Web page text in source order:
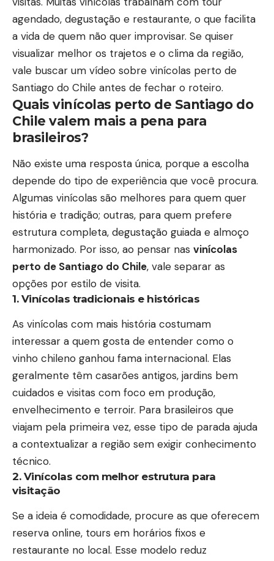
agendado, degustação e restaurante, o que facilita
a vida de quem não quer improvisar. Se quiser
visualizar melhor os trajetos e o clima da região,
vale buscar um vídeo sobre vinícolas perto de
Santiago do Chile antes de fechar o roteiro.
Quais vinícolas perto de Santiago do
Chile valem mais a pena para
brasileiros?
Não existe uma resposta única, porque a escolha
depende do tipo de experiência que você procura.
Algumas vinícolas são melhores para quem quer
história e tradição; outras, para quem prefere
estrutura completa, degustação guiada e almoço
harmonizado. Por isso, ao pensar nas vinícolas
perto de Santiago do Chile, vale separar as
opções por estilo de visita.
1. Vinícolas tradicionais e históricas
As vinícolas com mais história costumam
interessar a quem gosta de entender como o
vinho chileno ganhou fama internacional. Elas
geralmente têm casarões antigos, jardins bem
cuidados e visitas com foco em produção,
envelhecimento e terroir. Para brasileiros que
viajam pela primeira vez, esse tipo de parada ajuda
a contextualizar a região sem exigir conhecimento
técnico.
2. Vinícolas com melhor estrutura para
visitação
Se a ideia é comodidade, procure as que oferecem
reserva online, tours em horários fixos e
restaurante no local. Esse modelo reduz